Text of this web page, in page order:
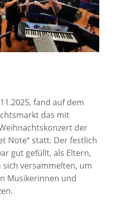
fand auf dem
das mit
der
Note“ statt. Der festlich
gut gefüllt, als Eltern,
sich versammelten, um
Musikerinnen und